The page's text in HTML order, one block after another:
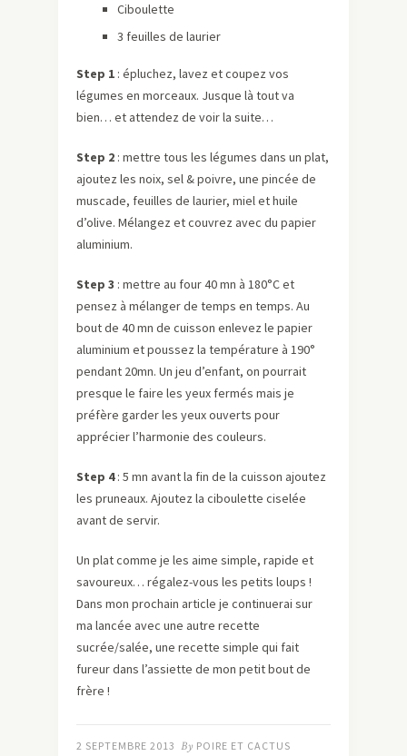
Ciboulette
3 feuilles de laurier
Step 1 : épluchez, lavez et coupez vos
légumes en morceaux. Jusque là tout va
bien… et attendez de voir la suite…
Step 2 : mettre tous les légumes dans un plat,
ajoutez les noix, sel & poivre, une pincée de
muscade, feuilles de laurier, miel et huile
d’olive. Mélangez et couvrez avec du papier
aluminium.
Step 3 : mettre au four 40 mn à 180°C et
pensez à mélanger de temps en temps. Au
bout de 40 mn de cuisson enlevez le papier
aluminium et poussez la température à 190°
pendant 20mn. Un jeu d’enfant, on pourrait
presque le faire les yeux fermés mais je
préfère garder les yeux ouverts pour
apprécier l’harmonie des couleurs.
Step 4: 5 mn avant la fin de la cuisson ajoutez
les pruneaux. Ajoutez la ciboulette ciselée
avant de servir.
Un plat comme je les aime simple, rapide et
savoureux… régalez-vous les petits loups !
Dans mon prochain article je continuerai sur
ma lancée avec une autre recette
sucrée/salée, une recette simple qui fait
fureur dans l’assiette de mon petit bout de
frère !
2 SEPTEMBRE 2013 By POIRE ET CACTUS